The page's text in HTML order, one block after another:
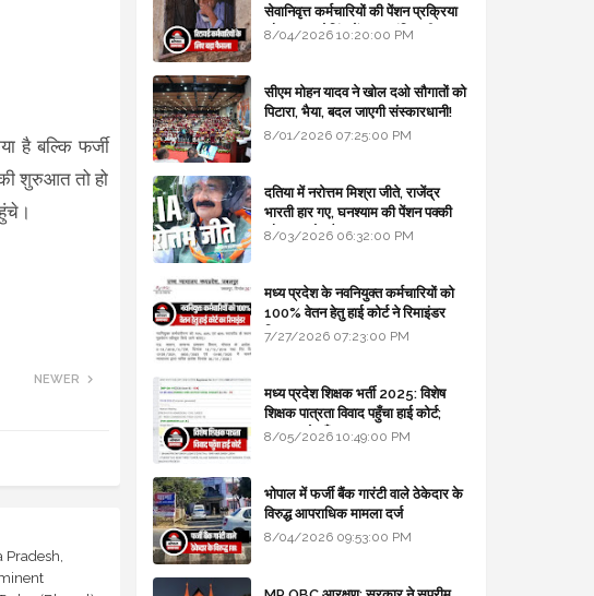
है बल्कि फर्जी
शुरुआत तो हो
NEWER
Pradesh,
सेवानिवृत्त कर्मचारियों की पेंशन प्रक्रिया
और बजट कोडिंग में हुए क्रांतिकारी
8/04/2026 10:20:00 PM
सीएम मोहन यादव ने खोल दओ सौगातों को
पिटारा, भैया, बदल जाएगी संस्कारधानी!
8/01/2026 07:25:00 PM
दतिया में नरोत्तम मिश्रा जीते, राजेंद्र
भारती हार गए, घनश्याम की पेंशन पक्की
और आशुतोष बैक टू...
8/03/2026 06:32:00 PM
मध्य प्रदेश के नवनियुक्त कर्मचारियों को
100% वेतन हेतु हाई कोर्ट ने रिमाइंडर
लिखा
7/27/2026 07:23:00 PM
मध्य प्रदेश शिक्षक भर्ती 2025: विशेष
शिक्षक पात्रता विवाद पहुँचा हाई कोर्ट;
सरकार से माँगा जवाब
8/05/2026 10:49:00 PM
भोपाल में फर्जी बैंक गारंटी वाले ठेकेदार के
विरुद्ध आपराधिक मामला दर्ज
8/04/2026 09:53:00 PM